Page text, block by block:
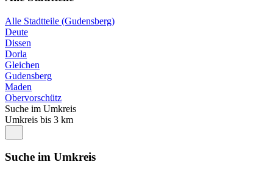
Alle Stadtteile (Gudensberg)
Deute
Dissen
Dorla
Gleichen
Gudensberg
Maden
Obervorschütz
Suche im Umkreis
Umkreis bis 3 km
Suche im Umkreis